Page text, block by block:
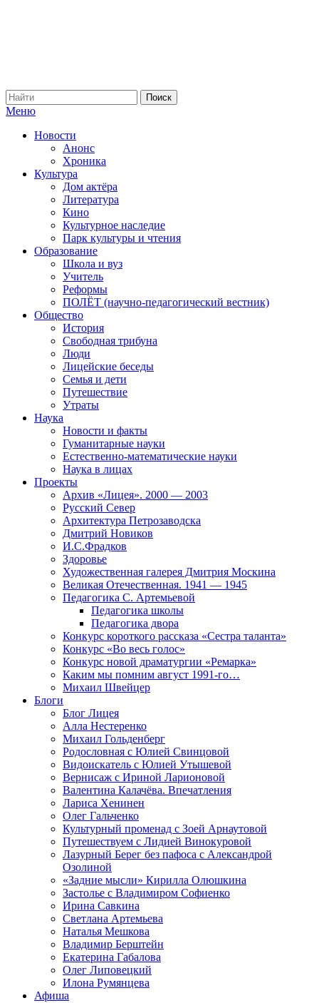
Меню
Новости
Анонс
Хроника
Культура
Дом актёра
Литература
Кино
Культурное наследие
Парк культуры и чтения
Образование
Школа и вуз
Учитель
Реформы
ПОЛЁТ (научно-педагогический вестник)
Общество
История
Свободная трибуна
Люди
Лицейские беседы
Семья и дети
Путешествие
Утраты
Наука
Новости и факты
Гуманитарные науки
Естественно-математические науки
Наука в лицах
Проекты
Архив «Лицея». 2000 — 2003
Русский Север
Архитектура Петрозаводска
Дмитрий Новиков
И.С.Фрадков
Здоровье
Художественная галерея Дмитрия Москина
Великая Отечественная. 1941 — 1945
Педагогика С. Артемьевой
Педагогика школы
Педагогика двора
Конкурс короткого рассказа «Сестра таланта»
Конкурс «Во весь голос»
Конкурс новой драматургии «Ремарка»
Каким мы помним август 1991-го…
Михаил Швейцер
Блоги
Блог Лицея
Алла Нестеренко
Михаил Гольденберг
Родословная с Юлией Свинцовой
Видоискатель с Юлией Утышевой
Вернисаж с Ириной Ларионовой
Валентина Калачёва. Впечатления
Лариса Хенинен
Олег Гальченко
Культурный променад с Зоей Арнаутовой
Путешествуем с Лидией Винокуровой
Лазурный Берег без пафоса с Александрой
Озолиной
«Задние мысли» Кирилла Олюшкина
Застолье с Владимиром Софиенко
Ирина Савкина
Светлана Артемьева
Наталья Мешкова
Владимир Берштейн
Екатерина Габалова
Олег Липовецкий
Илона Румянцева
Афиша